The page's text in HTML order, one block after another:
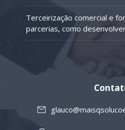
Terceirização comercial e
parcerias, como